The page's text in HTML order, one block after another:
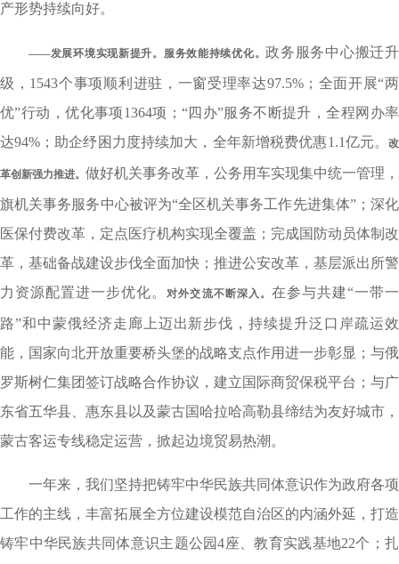
产形势持续向好。
——发展环境实现新提升。 服务效能持续优化。 政务服务中心搬迁升
级，1543个事项顺利进驻，一窗受理率达97.5%；全面开展“两
优”行动，优化事项1364项；“四办”服务不断提升，全程网办率
达94%；助企纾困力度持续加大，全年新增税费优惠1.1亿元。
改
革创新强力推进。 做好机关事务改革，公务用车实现集中统一管理，
旗机关事务服务中心被评为“全区机关事务工作先进集体”；深化
医保付费改革，定点医疗机构实现全覆盖；完成国防动员体制改
革，基础备战建设步伐全面加快；推进公安改革，基层派出所警
力资源配置进一步优化。
对外交流不断深入。 在参与共建“一带一
路”和中蒙俄经济走廊上迈出新步伐，持续提升泛口岸疏运效
能，国家向北开放重要桥头堡的战略支点作用进一步彰显；与俄
罗斯树仁集团签订战略合作协议，建立国际商贸保税平台；与广
东省五华县、惠东县以及蒙古国哈拉哈高勒县缔结为友好城市，
蒙古客运专线稳定运营，掀起边境贸易热潮。
一年来，我们坚持把铸牢中华民族共同体意识作为政府各项
工作的主线，丰富拓展全方位建设模范自治区的内涵外延，打造
铸牢中华民族共同体意识主题公园4座、教育实践基地22个；扎